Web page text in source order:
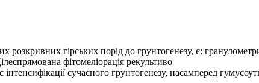
гірських порід до грунтогенезу, є:
фітомеліорація рекультиво
сучасного грунтогенезу, насамперед